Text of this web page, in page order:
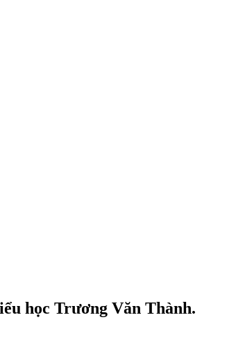
học Trương Văn Thành.